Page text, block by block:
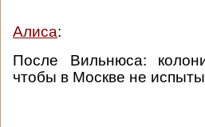
Алиса:
После Вильнюса:
чтобы в Москве не